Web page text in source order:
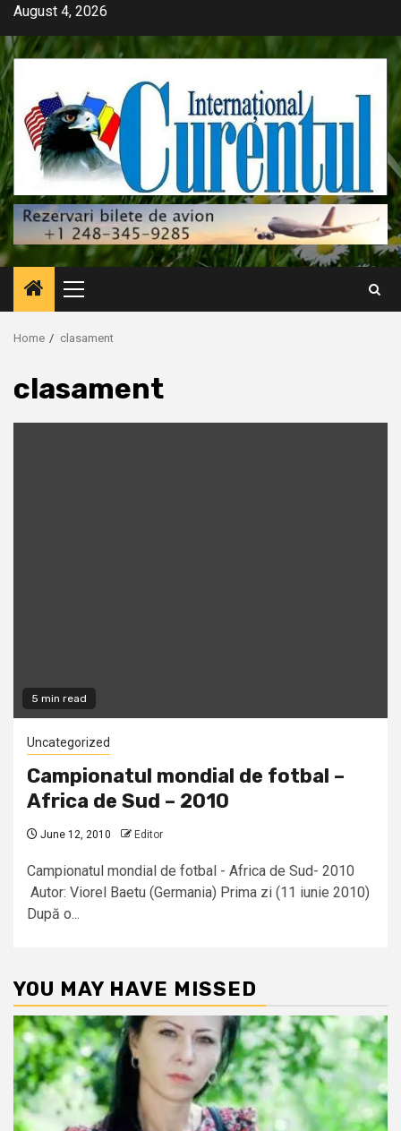
Skip
content
August 4, 2026
Primary
Menu
Home clasament
clasament
5 min read
Uncategorized
Campionatul mondial de fotbal –
Africa de Sud – 2010
June 12, 2010 Editor
Campionatul mondial de fotbal - Africa de Sud- 2010
Autor: Viorel Baetu (Germania) Prima zi (11 iunie 2010)
După o...
YOU MAY HAVE MISSED